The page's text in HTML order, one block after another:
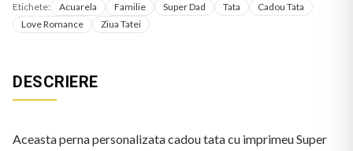
Etichete: Acuarela Familie Super Dad Tata
Cadou Tata
Love Romance
Ziua Tatei
DESCRIERE
Aceasta perna personalizata cadou tata cu imprimeu Super